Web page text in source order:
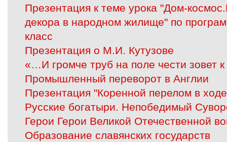
Презентация к теме урока "Дом-
декора в народном жилище" по
класс
Презентация о М.И. Кутузове
«…И громче труб на поле чести зовет
Промышленный переворот в Англии
Презентация "Коренной перелом в
Русские богатыри. Непобедимый
Герои Герои Великой Отечественной
Образование славянских государств